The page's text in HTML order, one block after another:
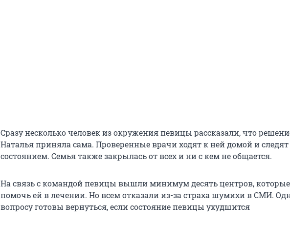
Сразу несколько человек из окружения певицы рассказали, что
Наталья приняла сама. Проверенные врачи ходят к ней домой и следят
состоянием. Семья также закрылась от всех и ни с кем не общается.
На связь с командой певицы вышли минимум десять центров, которые
помочь ей в лечении. Но всем отказали из-за страха шумихи в СМИ.
вопросу готовы вернуться, если состояние певицы ухудшится